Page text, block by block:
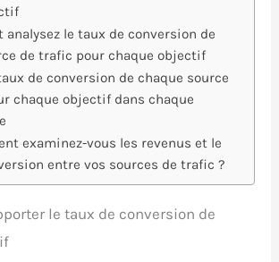
analysez le taux de conversion de
de trafic pour chaque objectif
de conversion de chaque source
chaque objectif dans chaque
examinez-vous les revenus et le
entre vos sources de trafic ?
le taux de conversion de